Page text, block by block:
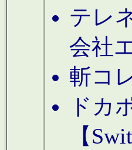
テレ
会社
斬コ
ドカ
【